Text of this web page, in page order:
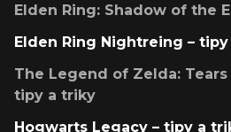
Elden Ring: Shadow of the
Elden Ring Nightreing –
The Legend of Zelda:
tipy a triky
Hogwarts Legacy – tipy a